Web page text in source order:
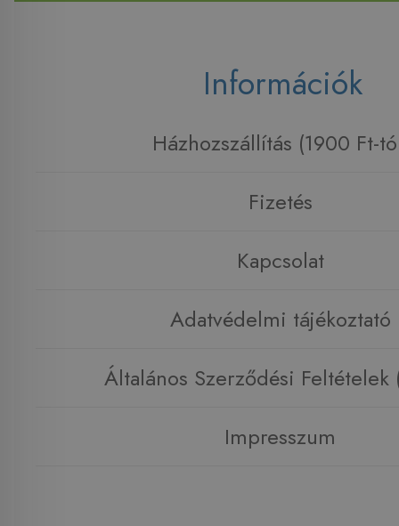
Információk
Házhozszállítás (1900 Ft-
Fizetés
Kapcsolat
Adatvédelmi tájékoztató
Általános Szerződési Feltételek
Impresszum